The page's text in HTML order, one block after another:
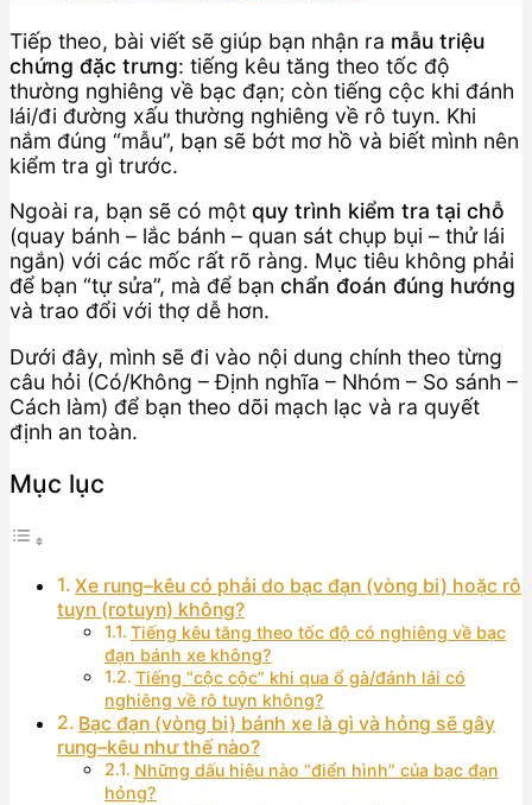
Tiếp theo, bài viết sẽ giúp bạn nhận ra mẫu triệu
chứng đặc trưng: tiếng kêu tăng theo tốc độ
thường nghiêng về bạc đạn; còn tiếng cộc khi đánh
lái/đi đường xấu thường nghiêng về rô tuyn. Khi
nắm đúng “mẫu”, bạn sẽ bớt mơ hồ và biết mình nên
kiểm tra gì trước.
Ngoài ra, bạn sẽ có một quy trình kiểm tra tại chỗ
(quay bánh – lắc bánh – quan sát chụp bụi – thử lái
ngắn) với các mốc rất rõ ràng. Mục tiêu không phải
để bạn “tự sửa”, mà để bạn chẩn đoán đúng hướng
và trao đổi với thợ dễ hơn.
Dưới đây, mình sẽ đi vào nội dung chính theo từng
câu hỏi (Có/Không – Định nghĩa – Nhóm – So sánh –
Cách làm) để bạn theo dõi mạch lạc và ra quyết
định an toàn.
Mục lục
Xe rung–kêu có phải do bạc đạn (vòng bi) hoặc rô
tuyn (rotuyn) không?
Tiếng kêu tăng theo tốc độ có nghiêng về bạc
đạn bánh xe không?
Tiếng “cộc cộc” khi qua ổ gà/đánh lái có
nghiêng về rô tuyn không?
Bạc đạn (vòng bi) bánh xe là gì và hỏng sẽ gây
rung–kêu như thế nào?
Những dấu hiệu nào “điển hình” của bạc đạn
hỏng?